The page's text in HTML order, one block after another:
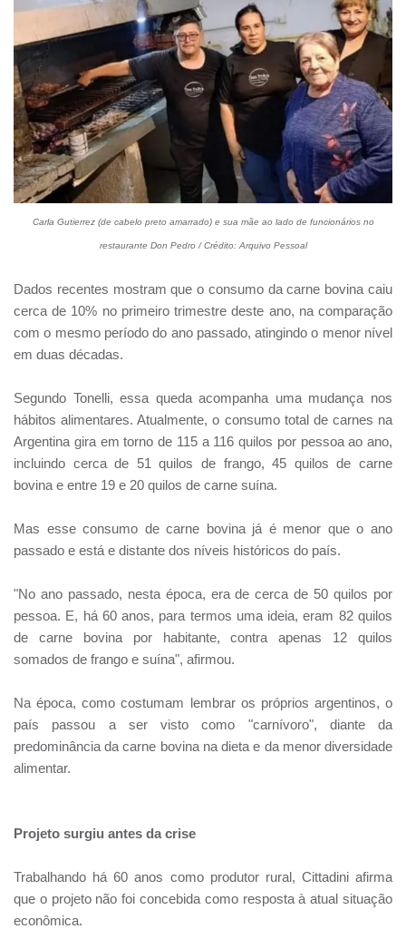
Carla Gutierrez (de cabelo preto amarrado) e sua mãe ao lado de funcionários no
restaurante Don Pedro /Crédito: Arquivo Pessoal
Dados recentes mostram que o consumo da carne bovina caiu
cerca de 10% no primeiro trimestre deste ano, na comparação
com o mesmo período do ano passado, atingindo o menor nível
em duas décadas.
Segundo Tonelli, essa queda acompanha uma mudança nos
hábitos alimentares. Atualmente, o consumo total de carnes na
Argentina gira em torno de 115 a 116 quilos por pessoa ao ano,
incluindo cerca de 51 quilos de frango, 45 quilos de carne
bovina e entre 19 e 20 quilos de carne suína.
Mas esse consumo de carne bovina já é menor que o ano
passado e está e distante dos níveis históricos do país.
"No ano passado, nesta época, era de cerca de 50 quilos por
pessoa. E, há 60 anos, para termos uma ideia, eram 82 quilos
de carne bovina por habitante, contra apenas 12 quilos
somados de frango e suína", afirmou.
Na época, como costumam lembrar os próprios argentinos, o
país passou a ser visto como "carnívoro", diante da
predominância da carne bovina na dieta e da menor diversidade
alimentar.
Projeto surgiu antes da crise
Trabalhando há 60 anos como produtor rural, Cittadini afirma
que o projeto não foi concebida como resposta à atual situação
econômica.